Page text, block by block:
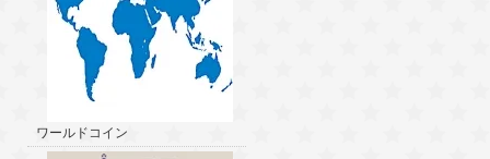
ワールドコイン